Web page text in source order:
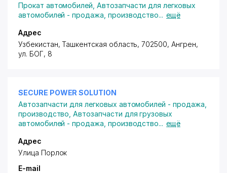
Прокат автомобилей ,Автозапчасти для легковых
автомобилей - продажа, производство... ещё
Адрес
Узбекистан, Ташкентская область, 702500, Ангрен,
ул. БОГ, 8
SECURE POWER SOLUTION
Автозапчасти для легковых автомобилей - продажа,
производство ,Автозапчасти для грузовых
автомобилей - продажа, производство... ещё
Адрес
Улица Порлок
E-mail